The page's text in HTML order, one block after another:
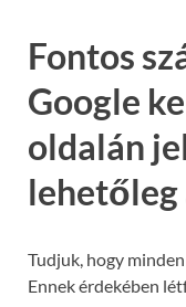
Fontos
Google
oldalán
lehetőleg
Tudjuk, hogy
Ennek érdekében